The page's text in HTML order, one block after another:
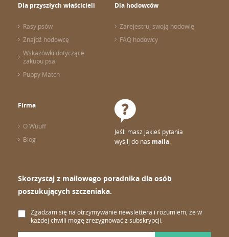
Dla przyszłych właścicieli
Rasy psów
Znajdź hodowcę
Wskazówki dotyczące
zakupu psa
Puppy Match
Dla hodowców
Zarejestruj swoją hodowlę
FAQ hodowcy
Firma
O Wuuff
Blog
Jeśli masz jakieś pytania
wyślij do nas maila
Skorzystaj z mailowego poradnika dla osób
poszukujących szczeniaka.
Zgadzam się na otrzymywanie newslettera i rozumiem, że w
każdej chwili mogę zrezygnować z subskrypcji.